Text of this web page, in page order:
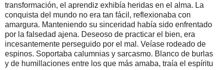
transformación, el aprendiz exhibía heridas en el alma. La
conquista del mundo no era tan fácil, reflexionaba con
amargura. Manteniendo su sinceridad había sido enfrentado
por la falsedad ajena. Deseoso de practicar el bien, era
incesantemente perseguido por el mal. Veíase rodeado de
espinos. Soportaba calumnias y sarcasmo. Blanco de burlas
y de humillaciones entre los que más amaba, traía el espíritu